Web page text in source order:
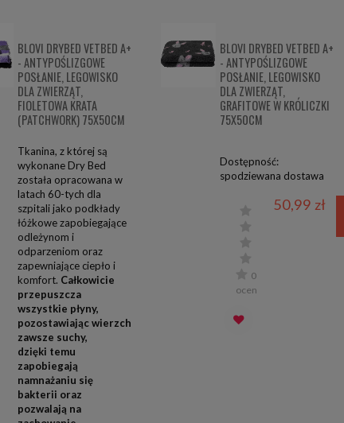
BLOVI DRYBED VETBED A+
- ANTYPOŚLIZGOWE
POSŁANIE, LEGOWISKO
DLA ZWIERZĄT,
FIOLETOWA KRATA
(PATCHWORK) 75X50CM
Tkanina, z której są
wykonane Dry Bed
została opracowana w
latach 60-tych dla
szpitali jako podkłady
łóżkowe zapobiegające
odleżynom i
odparzeniom oraz
zapewniające ciepło i
komfort. Całkowicie
przepuszcza
wszystkie płyny,
pozostawiając wierzch
zawsze suchy,
dzięki temu
zapobiegają
namnażaniu się
bakterii oraz
pozwalają na
BLOVI DRYBED VETBED A+
- ANTYPOŚLIZGOWE
POSŁANIE, LEGOWISKO
DLA ZWIERZĄT,
GRAFITOWE W KRÓLICZKI
75X50CM
Dostępność:
spodziewana dostawa
0
ocen
50,99 zł